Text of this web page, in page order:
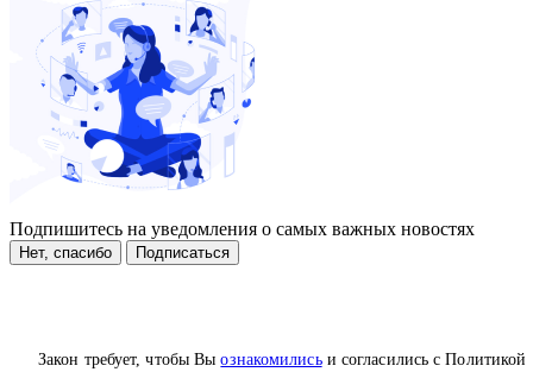
Закон требует, чтобы Выознакомилисьи согласились с Политикой
Подпишитесь на уведомления о самых важных новостях
Нет, спасибо Подписаться